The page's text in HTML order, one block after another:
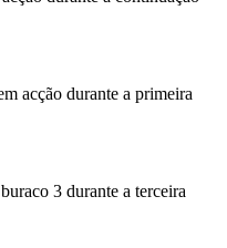
acção durante a primeira
3 durante a terceira